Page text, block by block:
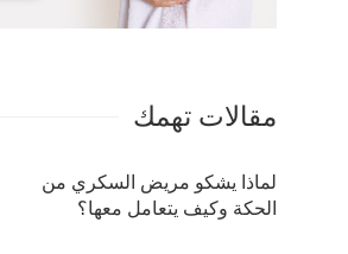
مقالات تهمك
لماذا يشكو مريض السكري من
الحكة وكيف يتعامل معها؟